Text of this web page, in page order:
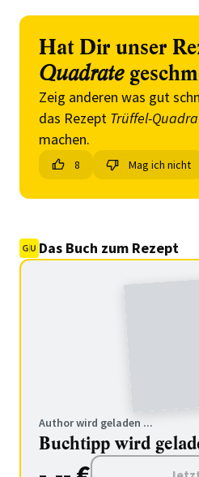
Hat Dir unser
Quadrate
Zeig anderen was gut
das Rezept Trüffel-
machen.
8 Mag ich nicht
Das Buch zum Rezept
Author wird geladen ...
Buchtipp wird